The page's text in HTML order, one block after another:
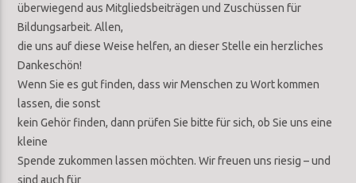
überwiegend aus Mitgliedsbeiträgen und Zuschüssen für
Bildungsarbeit. Allen,
die uns auf diese Weise helfen, an dieser Stelle ein herzliches
Dankeschön!
Wenn Sie es gut finden, dass wir Menschen zu Wort kommen
lassen, die sonst
kein Gehör finden, dann prüfen Sie bitte für sich, ob Sie uns eine
kleine
Spende zukommen lassen möchten. Wir freuen uns riesig – und
sind auch für